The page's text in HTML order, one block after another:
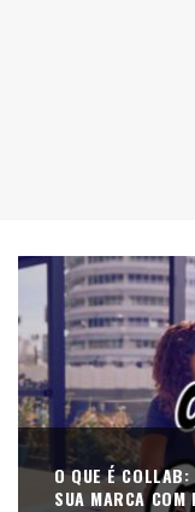
O QUE É
SUA MARCA COM